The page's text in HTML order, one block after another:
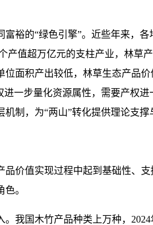
裕的“绿色引擎”。近些年来，
值超万亿元的支柱产业，林草
面积产出较低，林草生态产品
步量化资源属性，需要产权
制，为“两山”转化提供理论支撑
价值实现过程中起到基础性、
。
我国木竹产品种类上万种，